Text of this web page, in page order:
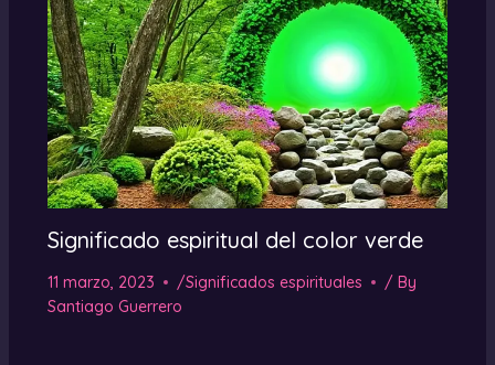
Significado espiritual del color verde
11 marzo, 2023 /Significados espirituales
/ By
Santiago Guerrero